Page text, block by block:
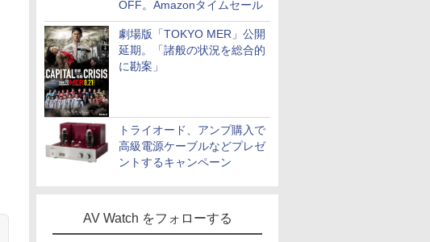
OFF。Amazonタイムセール
劇場版「TOKYO MER」公開
延期。「諸般の状況を総合的
に勘案」
トライオード、アンプ購入で
高級電源ケーブルなどプレゼ
ントするキャンペーン
AV Watch をフォローする